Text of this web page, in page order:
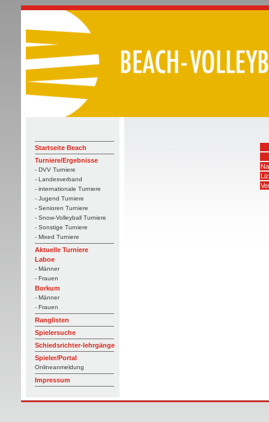
Startseite Beach
Turniere/Ergebnisse
- DVV Turniere
- Landesverband
- internationale Turniere
- Jugend Turniere
- Senioren Turniere
- Snow-Volleyball Turniere
- Sonstige Turniere
- Mixed Turniere
Aktuelle Turniere
Laboe
- Männer
- Frauen
Borkum
- Männer
- Frauen
Ranglisten
Spielersuche
Schiedsrichter-lehrgänge
Spieler/Portal
Onlineanmeldung
Impressum